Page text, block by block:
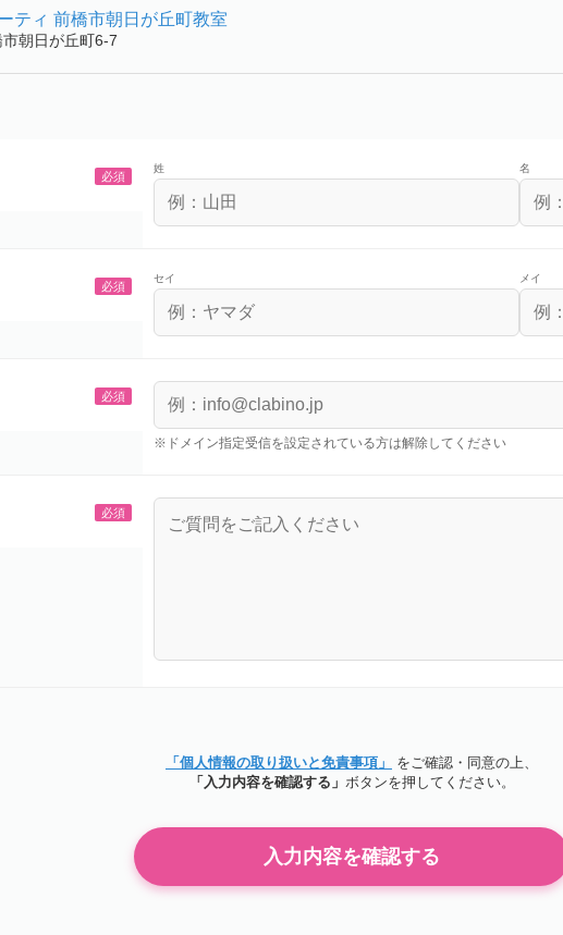
ティ 前橋市朝日が丘町教室
朝日が丘町6-7
必須
姓 名
必須
セイ メイ
必須
※ドメイン指定受信を設定されている方は解除してください
必須
「個人情報の取り扱いと免責事項」
をご確認・同意の上、
「入力内容を確認する」 ボタンを押してください。
入力内容を確認する